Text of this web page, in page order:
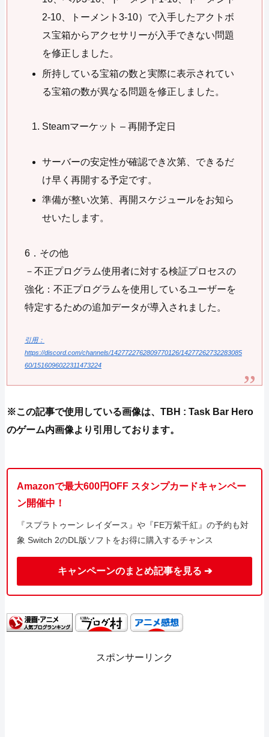
2-10、トーメント3-10）で入手したアクトボ
ス宝箱からアクセサリーが入手できない問題
を修正しました。
所持している宝箱の数と実際に表示されてい
る宝箱の数が異なる問題を修正しました。
Steamマーケット – 再開予定日
サーバーの安定性が確認でき次第、できるだ
け早く再開する予定です。
準備が整い次第、再開スケジュールをお知ら
せいたします。
6．その他
－不正プログラム使用者に対する検証プロセスの
強化：不正プログラムを使用しているユーザーを
特定するための追加データが導入されました。
引用：
https://discord.com/channels/1427722762809770126/14277262732283085
60/1516096022311473224
※この記事で使用している画像は、TBH : Task Bar Hero
のゲーム内画像より引用しております。
Amazonで最大600円OFF スタンプカードキャンペー
ン開催中！
『スプラトゥーン レイダース』や『FE万紫千紅』の予約も対
象 Switch 2のDL版ソフトをお得に購入するチャンス
キャンペーンのまとめ記事を見る ➔
スポンサーリンク